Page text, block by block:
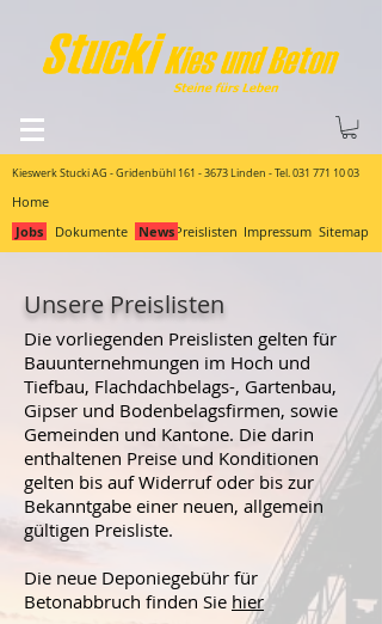
Kieswerk Stucki AG - Gridenbühl 161 - 3673 Linden - Tel.031 771 10 03
Home
Jobs
Dokumente Preislisten
News Impressum Sitemap
Unsere Preislisten
Die vorliegenden Preislisten gelten für
Bauunternehmungen im Hoch und
Tiefbau, Flachdachbelags-, Gartenbau,
Gipser und Bodenbelagsfirmen, sowie
Gemeinden und Kantone. Die darin
enthaltenen Preise und Konditionen
gelten bis auf Widerruf oder bis zur
Bekanntgabe einer neuen, allgemein
gültigen Preisliste.
Die neue Deponiegebühr für
Betonabbruch finden Sie hier